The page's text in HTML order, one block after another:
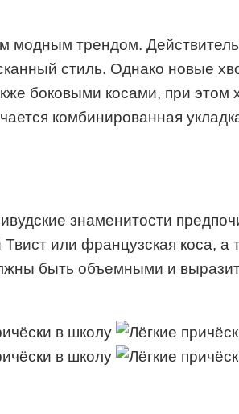
модным трендом.
стиль. Однако новые
боковыми косами, при
комбинированная
знаменитости
или французская коса, а
быть объемными и